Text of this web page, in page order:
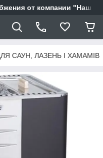
от компании "Наш
САУН, ЛАЗЕНЬ І ХАМАМІВ